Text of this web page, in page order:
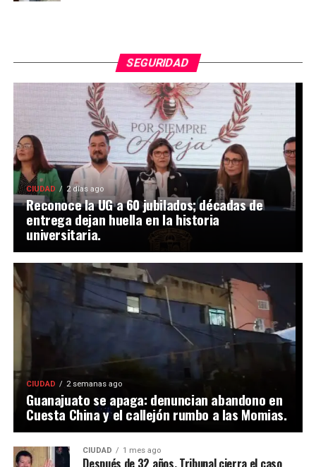
SEGURIDAD
CIUDAD 2 días ago
Reconoce la UG a 60 jubilados; décadas de
entrega dejan huella en la historia
universitaria.
CIUDAD 2 semanas ago
Guanajuato se apaga: denuncian abandono en
Cuesta China y el callejón rumbo a las Momias.
CIUDAD 1 mes ago
Después de 32 años, Tribunal cierra el caso